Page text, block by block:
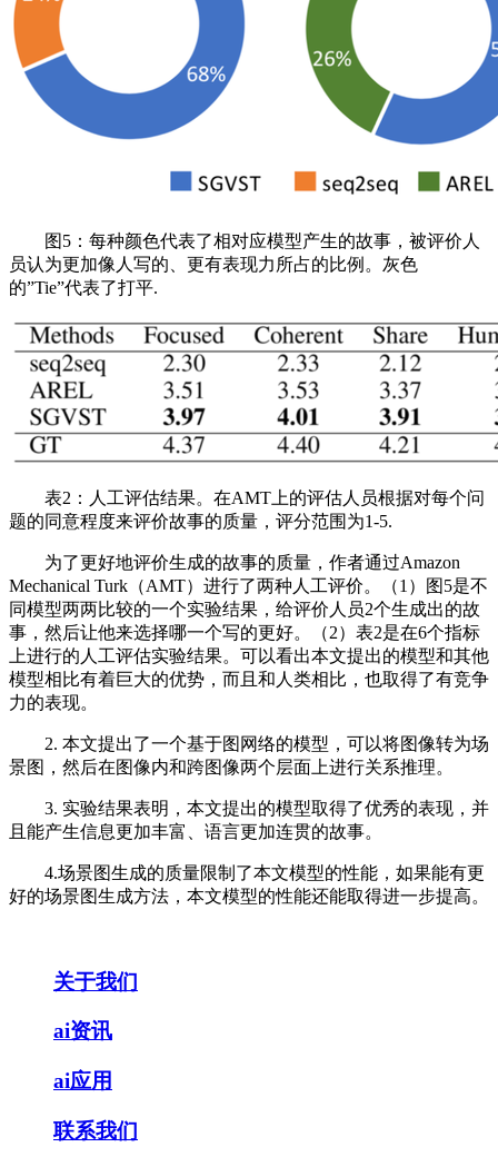
图5：每种颜色代表了相对应模型产生的故事，被评价人
员认为更加像人写的、更有表现力所占的比例。灰色
的”Tie”代表了打平.
表2：人工评估结果。在AMT上的评估人员根据对每个问
题的同意程度来评价故事的质量，评分范围为1-5.
为了更好地评价生成的故事的质量，作者通过Amazon
Mechanical Turk（AMT）进行了两种人工评价。（1）图5是不
同模型两两比较的一个实验结果，给评价人员2个生成出的故
事，然后让他来选择哪一个写的更好。（2）表2是在6个指标
上进行的人工评估实验结果。可以看出本文提出的模型和其他
模型相比有着巨大的优势，而且和人类相比，也取得了有竞争
力的表现。
2. 本文提出了一个基于图网络的模型，可以将图像转为场
景图，然后在图像内和跨图像两个层面上进行关系推理。
3. 实验结果表明，本文提出的模型取得了优秀的表现，并
且能产生信息更加丰富、语言更加连贯的故事。
4.场景图生成的质量限制了本文模型的性能，如果能有更
好的场景图生成方法，本文模型的性能还能取得进一步提高。
关于我们
ai资讯
ai应用
联系我们